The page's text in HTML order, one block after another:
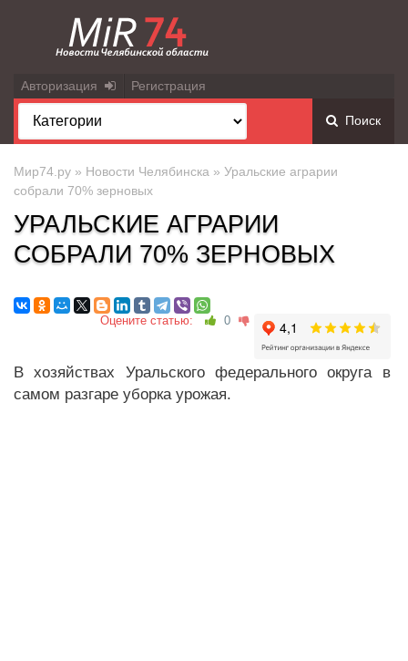
Авторизация Регистрация
Поиск
Мир74.ру » Новости Челябинска » Уральские аграрии
собрали 70% зерновых
УРАЛЬСКИЕ АГРАРИИ
СОБРАЛИ 70% ЗЕРНОВЫХ
Оцените статью: 0
В хозяйствах Уральского федерального округа в
самом разгаре уборка урожая.